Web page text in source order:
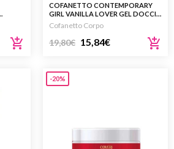
COFANETTO CONTEMPORARY
GIRL VANILLA LOVER GEL DOCCIA
200 ML E CREMA CORPO 200 ML
Cofanetto Corpo
19,80€ 15,84€
-20%